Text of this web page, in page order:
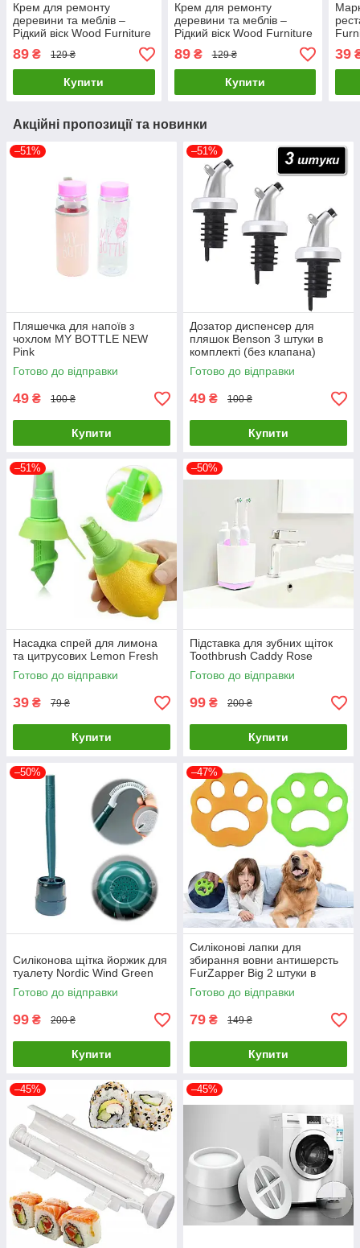
Крем для ремонту
деревини та меблів –
Рідкий віск Wood Furniture
Repairing Paint Клен
89 ₴ 129 ₴
Купити
Крем для ремонту
деревини та меблів –
Рідкий віск Wood Furniture
Repairing Paint Білий
89₴ 129 ₴
Купити
39
Акційні пропозиції та новинки
–51%
Пляшечка для напоїв з
чохлом MY BOTTLE NEW
Pink
Готово до відправки
49 ₴ 100 ₴
Купити
–51%
Дозатор диспенсер для
пляшок Benson 3 штуки в
комплекті (без клапана)
Готово до відправки
49 ₴ 100 ₴
Купити
–51%
Насадка спрей для лимона
та цитрусових Lemon Fresh
Готово до відправки
39 ₴ 79 ₴
Купити
–50%
Підставка для зубних щіток
Toothbrush Caddy Rose
Готово до відправки
99 ₴ 200 ₴
Купити
–50%
Силіконова щітка йоржик для
туалету Nordic Wind Green
Готово до відправки
99 ₴ 200 ₴
Купити
–47%
Силіконові лапки для
збирання вовни антишерсть
FurZapper Big 2 штуки в
комплекті 95 мм
Готово до відправки
79 ₴ 149 ₴
Купити
–45% –45%